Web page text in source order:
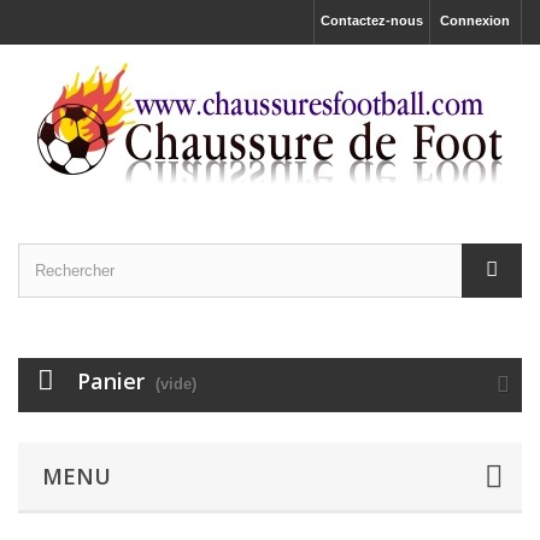
Connexion
Contactez-nous
Panier (vide)
MENU